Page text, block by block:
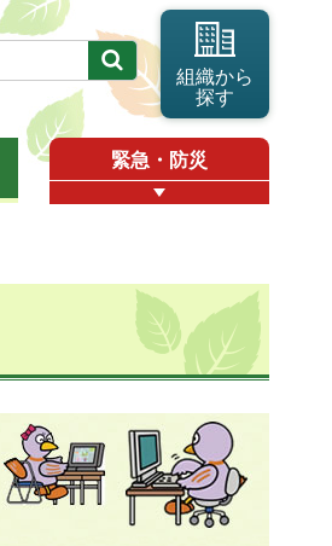
組織から
探す
緊急・防災